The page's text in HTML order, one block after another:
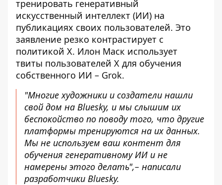
тренировать генеративный
искусственный интеллект (ИИ) на
публикациях своих пользователей. Это
заявление резко контрастирует с
политикой X. Илон Маск использует
твиты пользователей X для обучения
собственного ИИ – Grok.
"Многие художники и создатели нашли
свой дом на Bluesky, и мы слышим их
беспокойство по поводу того, что другие
платформы тренируются на их данных.
Мы не используем ваш контент для
обучения генеративному ИИ и не
намерены этого делать",– написали
разработчики Bluesky.